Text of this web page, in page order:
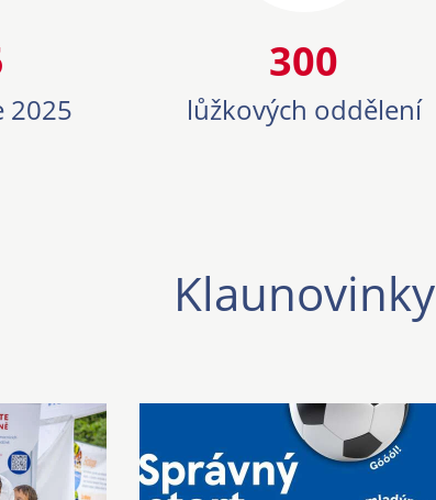
2025
300
lůžkových oddělení
Klaunovinky